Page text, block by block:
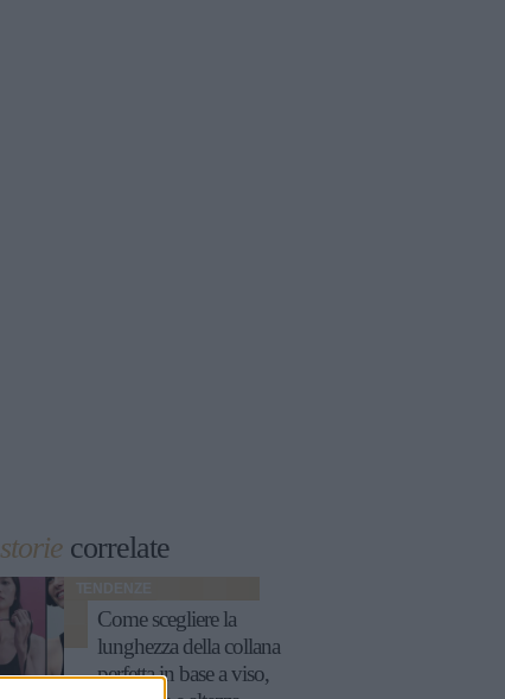
storie correlate
TENDENZE
Come scegliere la
lunghezza della collana
perfetta in base a viso,